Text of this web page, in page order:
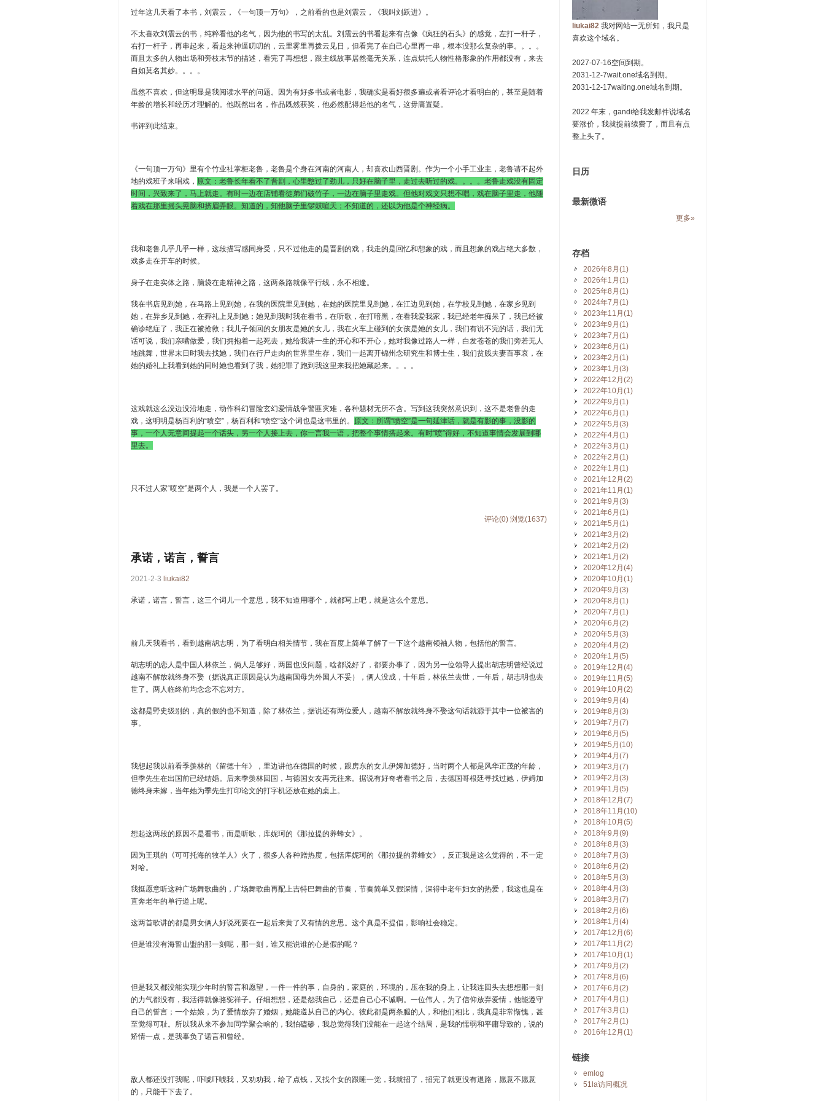
过年这几天看了本书，刘震云，《一句顶一万句》，之前看的也是刘震云，《我叫刘跃进》。
不太喜欢刘震云的书，纯粹看他的名气，因为他的书写的太乱。刘震云的书看起来有点像《疯狂的石头》的感觉，左打一杆子，
右打一杆子，再串起来，看起来神逼叨叨的，云里雾里再拨云见日，但看完了在自己心里再一串，根本没那么复杂的事。。。。
而且太多的人物出场和旁枝末节的描述，看完了再想想，跟主线故事居然毫无关系，连点烘托人物性格形象的作用都没有，来去
自如莫名其妙。。。。
虽然不喜欢，但这明显是我阅读水平的问题。因为有好多书或者电影，我确实是看好很多遍或者看评论才看明白的，甚至是随着
年龄的增长和经历才理解的。他既然出名，作品既然获奖，他必然配得起他的名气，这毋庸置疑。
书评到此结束。
《一句顶一万句》里有个竹业社掌柜老鲁，老鲁是个身在河南的河南人，却喜欢山西晋剧。作为一个小手工业主，老鲁请不起外
地的戏班子来唱戏， 原文：老鲁长年看不了晋剧，心里憋过了劲儿，只好在脑子里，走过去听过的戏。。。。老鲁走戏没有固定
时间，兴致来了，马上就走。有时一边在店铺看徒弟们破竹子，一边在脑子里走戏。但他对戏文只想不唱，戏在脑子里走，他随
着戏在那里摇头晃脑和挤眉弄眼。知道的，知他脑子里锣鼓喧天；不知道的，还以为他是个神经病。
我和老鲁几乎几乎一样，这段描写感同身受，只不过他走的是晋剧的戏，我走的是回忆和想象的戏，而且想象的戏占绝大多数，
戏多走在开车的时候。
身子在走实体之路，脑袋在走精神之路，这两条路就像平行线，永不相逢。
我在书店见到她，在马路上见到她，在我的医院里见到她，在她的医院里见到她，在江边见到她，在学校见到她，在家乡见到
她，在异乡见到她，在葬礼上见到她；她见到我时我在看书，在听歌，在打暗黑，在看我爱我家，我已经老年痴呆了，我已经被
确诊绝症了，我正在被抢救；我儿子领回的女朋友是她的女儿，我在火车上碰到的女孩是她的女儿，我们有说不完的话，我们无
话可说，我们亲嘴做爱，我们拥抱着一起死去，她给我讲一生的开心和不开心，她对我像过路人一样，白发苍苍的我们旁若无人
地跳舞，世界末日时我去找她，我们在行尸走肉的世界里生存，我们一起离开锦州念研究生和博士生，我们贫贱夫妻百事哀，在
她的婚礼上我看到她的同时她也看到了我，她犯罪了跑到我这里来我把她藏起来。。。。
这戏就这么没边没沿地走，动作科幻冒险玄幻爱情战争警匪灾难，各种题材无所不含。写到这我突然意识到，这不是老鲁的走
戏，这明明是杨百利的“喷空”，杨百利和“喷空”这个词也是这书里的。 原文： 所谓“喷空”是一句延津话，就是有影的事，没影的
事，一个人无意间提起一个话头，另一个人接上去，你一言我一语，把整个事情搭起来。有时“喷”得好，不知道事情会发展到哪
里去。
只不过人家“喷空”是两个人，我是一个人罢了。
评论(0) 浏览(1637)
承诺，诺言，誓言
2021-2-3 liukai82
承诺，诺言，誓言，这三个词儿一个意思，我不知道用哪个，就都写上吧，就是这么个意思。
前几天我看书，看到越南胡志明，为了看明白相关情节，我在百度上简单了解了一下这个越南领袖人物，包括他的誓言。
胡志明的恋人是中国人林依兰，俩人足够好，两国也没问题，啥都说好了，都要办事了，因为另一位领导人提出胡志明曾经说过
越南不解放就终身不娶（据说真正原因是认为越南国母为外国人不妥），俩人没成，十年后，林依兰去世，一年后，胡志明也去
世了。两人临终前均念念不忘对方。
这都是野史级别的，真的假的也不知道，除了林依兰，据说还有两位爱人，越南不解放就终身不娶这句话就源于其中一位被害的
事。
我想起我以前看季羡林的《留德十年》，里边讲他在德国的时候，跟房东的女儿伊姆加德好，当时两个人都是风华正茂的年龄，
但季先生在出国前已经结婚。后来季羡林回国，与德国女友再无往来。据说有好奇者看书之后，去德国哥根廷寻找过她， 伊姆加
德终身未嫁，当年她为季先生打印论文的打字机还放在她的桌上。
想起这两段的原因不是看书，而是听歌，库妮珂的《那拉提的养蜂女》。
因为王琪的《可可托海的牧羊人》火了，很多人各种蹭热度，包括库妮珂的《那拉提的养蜂女》，反正我是这么觉得的，不一定
对哈。
我挺愿意听这种广场舞歌曲的，广场舞歌曲再配上吉特巴舞曲的节奏，节奏简单又假深情，深得中老年妇女的热爱，我这也是在
直奔老年的单行道上呢。
这两首歌讲的都是男女俩人好说死要在一起后来黄了又有情的意思。这个真是不提倡，影响社会稳定。
但是谁没有海誓山盟的那一刻呢，那一刻，谁又能说谁的心是假的呢？
但是我又都没能实现少年时的誓言和愿望，一件一件的事，自身的，家庭的，环境的，压在我的身上，让我连回头去想想那一刻
的力气都没有，我活得就像骆驼祥子。仔细想想，还是怨我自己，还是自己心不诚啊。一位伟人，为了信仰放弃爱情，他能遵守
自己的誓言；一个姑娘，为了爱情放弃了婚姻，她能遵从自己的内心。彼此都是两条腿的人，和他们相比，我真是非常惭愧，甚
至觉得可耻。所以我从来不参加同学聚会啥的，我怕磕碜，我总觉得我们没能在一起这个结局，是我的懦弱和平庸导致的，说的
矫情一点，是我辜负了诺言和曾经。
敌人都还没打我呢，吓唬吓唬我，又劝劝我，给了点钱，又找个女的跟睡一觉，我就招了，招完了就更没有退路，愿意不愿意
的，只能干下去了。
liukai82 我对网站一无所知，我只是
喜欢这个域名。
2027-07-16空间到期。
2031-12-7wait.one域名到期。
2031-12-17waiting.one域名到期。
2022 年末，gandi给我发邮件说域名
要涨价，我就提前续费了，而且有点
整上头了。
日历
最新微语
更多»
存档
2026年8月(1)
2026年1月(1)
2025年8月(1)
2024年7月(1)
2023年11月(1)
2023年9月(1)
2023年7月(1)
2023年6月(1)
2023年2月(1)
2023年1月(3)
2022年12月(2)
2022年10月(1)
2022年9月(1)
2022年6月(1)
2022年5月(3)
2022年4月(1)
2022年3月(1)
2022年2月(1)
2022年1月(1)
2021年12月(2)
2021年11月(1)
2021年9月(3)
2021年6月(1)
2021年5月(1)
2021年3月(2)
2021年2月(2)
2021年1月(2)
2020年12月(4)
2020年10月(1)
2020年9月(3)
2020年8月(1)
2020年7月(1)
2020年6月(2)
2020年5月(3)
2020年4月(2)
2020年1月(5)
2019年12月(4)
2019年11月(5)
2019年10月(2)
2019年9月(4)
2019年8月(3)
2019年7月(7)
2019年6月(5)
2019年5月(10)
2019年4月(7)
2019年3月(7)
2019年2月(3)
2019年1月(5)
2018年12月(7)
2018年11月(10)
2018年10月(5)
2018年9月(9)
2018年8月(3)
2018年7月(3)
2018年6月(2)
2018年5月(3)
2018年4月(3)
2018年3月(7)
2018年2月(6)
2018年1月(4)
2017年12月(6)
2017年11月(2)
2017年10月(1)
2017年9月(2)
2017年8月(6)
2017年6月(2)
2017年4月(1)
2017年3月(1)
2017年2月(1)
2016年12月(1)
链接
emlog
51la访问概况